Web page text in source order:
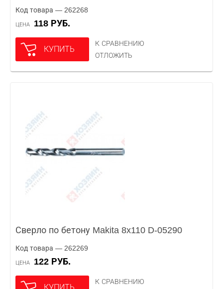
Код товара — 262268
ЦЕНА 118 РУБ.
КУПИТЬ
К СРАВНЕНИЮ
ОТЛОЖИТЬ
Сверло по бетону Makita 8x110 D-05290
Код товара — 262269
ЦЕНА 122 РУБ.
КУПИТЬ
К СРАВНЕНИЮ